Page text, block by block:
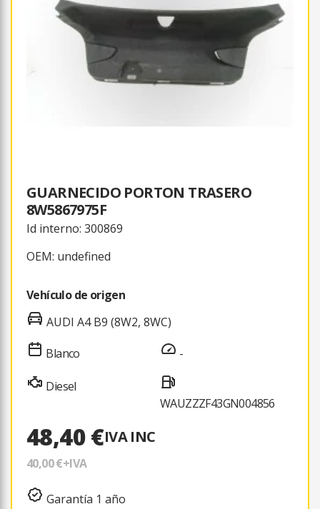
GUARNECIDO PORTON TRASERO
8W5867975F
Id interno: 300869
OEM: undefined
Vehículo de origen
AUDI A4 B9 (8W2, 8WC)
Blanco
Diesel
-
WAUZZZF43GN004856
48,40 €IVA INC
40,00 €+IVA
Garantía 1 año